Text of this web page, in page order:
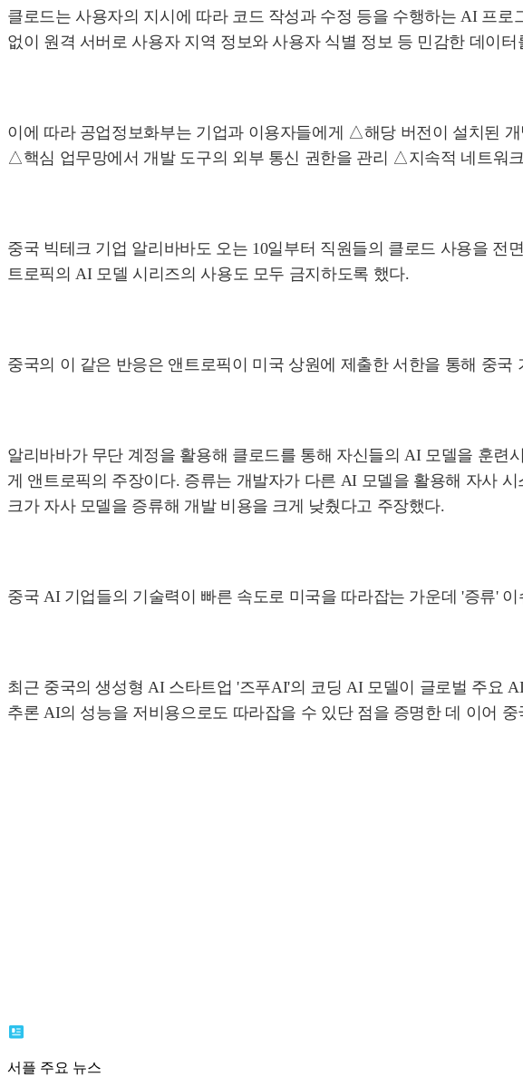
클로드는 사용자의 지시에 따라 코드 작성과 수정 등을 수행하는 AI 프로
없이 원격 서버로 사용자 지역 정보와 사용자 식별 정보 등 민감한 데이
이에 따라 공업정보화부는 기업과 이용자들에게 △해당 버전이 설치된
△핵심 업무망에서 개발 도구의 외부 통신 권한을 관리 △지속적 네트워
중국 빅테크 기업 알리바바도 오는 10일부터 직원들의 클로드 사용을
트로픽의 AI 모델 시리즈의 사용도 모두 금지하도록 했다.
중국의 이 같은 반응은 앤트로픽이 미국 상원에 제출한 서한을 통해 중
알리바바가 무단 계정을 활용해 클로드를 통해 자신들의 AI 모델을 훈
게 앤트로픽의 주장이다. 증류는 개발자가 다른 AI 모델을 활용해 자사
크가 자사 모델을 증류해 개발 비용을 크게 낮췄다고 주장했다.
중국 AI 기업들의 기술력이 빠른 속도로 미국을 따라잡는 가운데 '증류'
최근 중국의 생성형 AI 스타트업 '즈푸AI'의 코딩 AI 모델이 글로벌 주요
추론 AI의 성능을 저비용으로도 따라잡을 수 있단 점을 증명한 데 이어
서플 주요 뉴스